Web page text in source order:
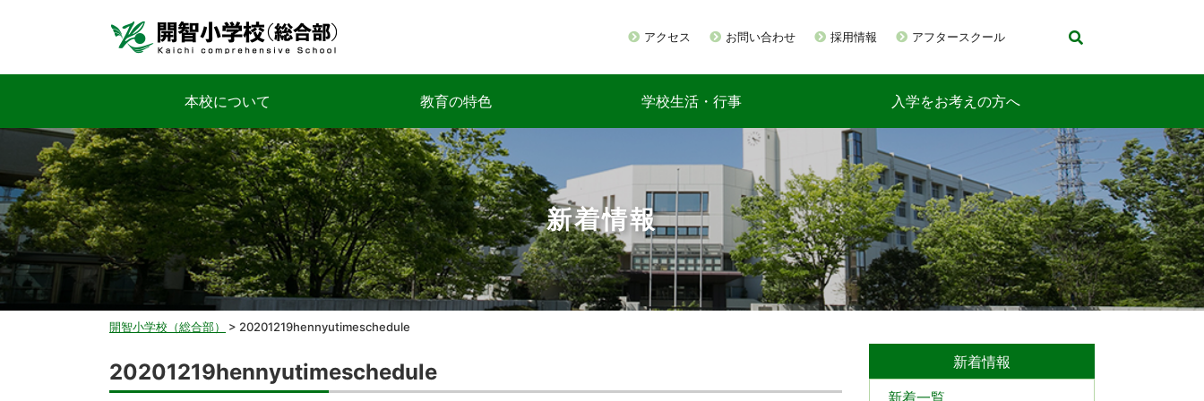
アクセス お問い合わせ 採用情報 アフタースクール
本校について 教育の特色 学校生活・行事 入学をお考えの方へ
新着情報
開智小学校（総合部） > 20201219hennyutimeschedule
新着情報
新着一覧
20201219hennyutimeschedule